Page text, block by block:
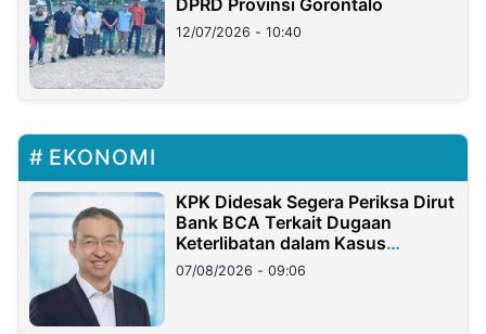
12/07/2026 - 10:40
EKONOMI
KPK Didesak Segera Periksa Dirut
Bank BCA Terkait Dugaan
Keterlibatan dalam Kasus
Hilangnya Dana Nasabah Rp2,58
Miliar
07/08/2026 - 09:06